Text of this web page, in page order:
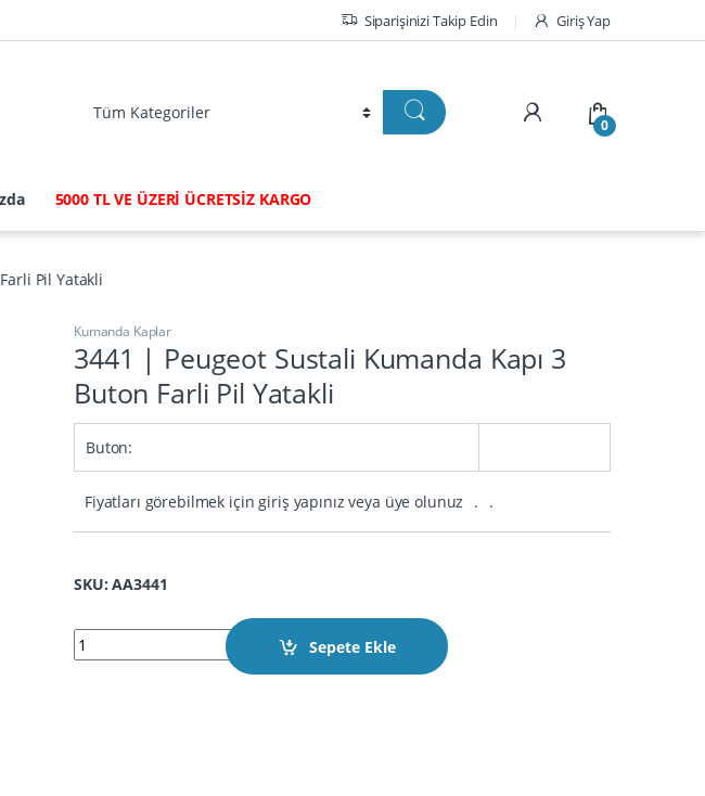
Siparişinizi Takip Edin Giriş Yap
0
5000 TL VE ÜZERİ ÜCRETSİZ KARGO
Pil Yatakli
Kumanda Kaplar
3441 | Peugeot Sustali Kumanda Kapı 3
Buton Farli Pil Yatakli
Buton:
Fiyatları görebilmek için giriş yapınız veya üye olunuz . .
SKU: AA3441
3441 | Peugeot Sustali Kumanda Kapı 3 Buton Farli Pil Yatakli quantity
Sepete Ekle